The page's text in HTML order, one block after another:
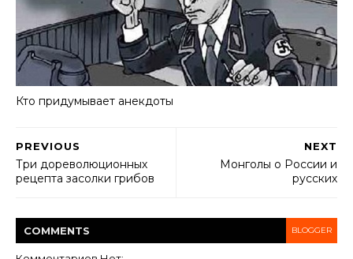
Кто придумывает анекдоты
NEXT
Монголы о России и
русских
PREVIOUS
Три дореволюционных
рецепта засолки грибов
COMMENTS BLOGGER